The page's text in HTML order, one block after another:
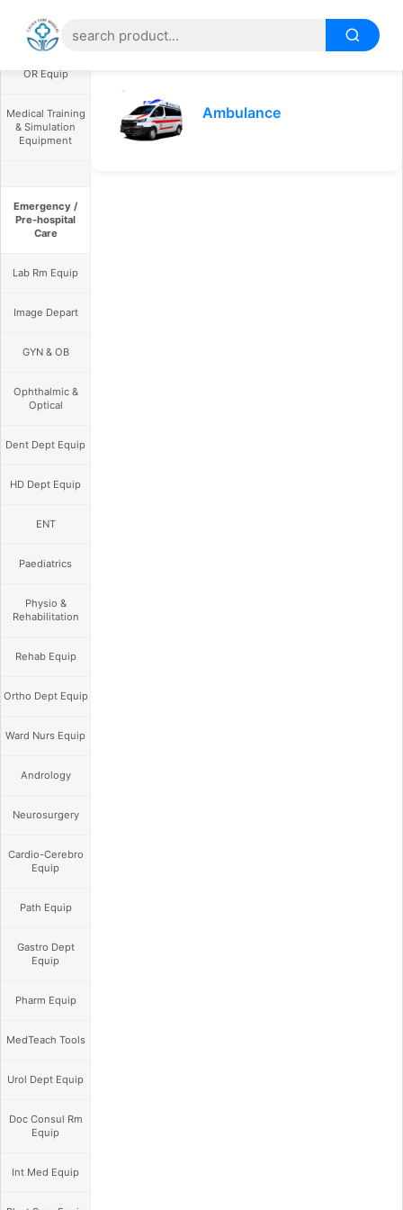
OR Equip
Medical Training
& Simulation
Equipment
Emergency /
Pre-hospital
Care
Lab Rm Equip
Image Depart
GYN & OB
Ophthalmic &
Optical
Dent Dept Equip
HD Dept Equip
ENT
Paediatrics
Physio &
Rehabilitation
Rehab Equip
Ortho Dept Equip
Ward Nurs Equip
Andrology
Neurosurgery
Cardio-Cerebro
Equip
Path Equip
Gastro Dept
Equip
Pharm Equip
MedTeach Tools
Urol Dept Equip
Doc Consul Rm
Equip
Int Med Equip
Ambulance